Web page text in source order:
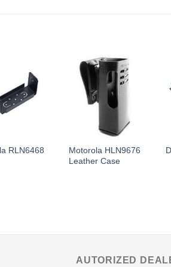
RLN6468
Motorola HLN9676
Leather Case
AUTORIZED